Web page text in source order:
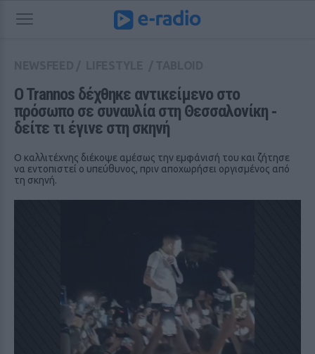
O Trannos δέχθηκε αντικείμενο στο
πρόσωπο σε συναυλία στη Θεσσαλονίκη ‑
δείτε τι έγινε στη σκηνή
Ο καλλιτέχνης διέκοψε αμέσως την εμφάνισή του και ζήτησε
να εντοπιστεί ο υπεύθυνος, πριν αποχωρήσει οργισμένος από
τη σκηνή.